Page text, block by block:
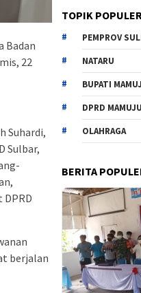
Badan
22
Suhardi,
Sulbar,
berjalan
TOPIK POPULER
PEMPROV
NATARU
BUPATI
DPRD MAMUJU
OLAHRAGA
BERITA